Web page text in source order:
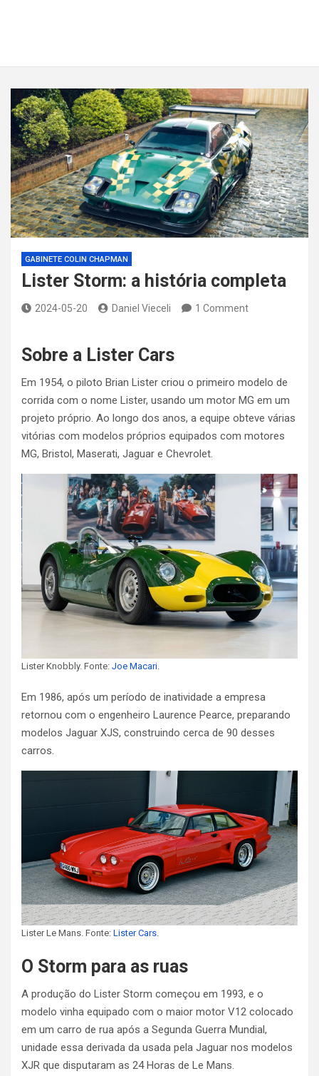
GABINETE COLIN CHAPMAN
Lister Storm: a história completa
2024-05-20 Daniel Vieceli 1 Comment
Sobre a Lister Cars
Em 1954, o piloto Brian Lister criou o primeiro modelo de
corrida com o nome Lister, usando um motor MG em um
projeto próprio. Ao longo dos anos, a equipe obteve várias
vitórias com modelos próprios equipados com motores
MG, Bristol, Maserati, Jaguar e Chevrolet.
Lister Knobbly. Fonte: Joe Macari
Em 1986, após um período de inatividade a empresa
retornou com o engenheiro Laurence Pearce, preparando
modelos Jaguar XJS, construindo cerca de 90 desses
carros.
Lister Le Mans. Fonte: Lister Cars.
O Storm para as ruas
A produção do Lister Storm começou em 1993, e o
modelo vinha equipado com o maior motor V12 colocado
em um carro de rua após a Segunda Guerra Mundial,
unidade essa derivada da usada pela Jaguar nos modelos
XJR que disputaram as 24 Horas de Le Mans.